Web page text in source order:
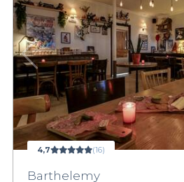
4,7 (16)
Barthelemy